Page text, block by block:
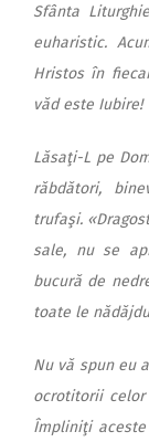
Sfânta
euharistic.
Hristos în
văd este Iubire!
Lăsaţi-L pe
răbdători,
trufaşi.
sale, nu se
bucură de
toate le
Nu vă spun eu
ocrotitorii celor
Împliniţi